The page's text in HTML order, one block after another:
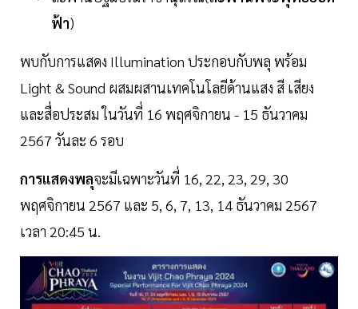
ฟ้า)
พบกับการแสดง Illumination ประกอบกับพลุ พร้อม
Light & Sound ผสมผสานเทคโนโลยีด้านแสง สี เสียง
และสื่อประสม ในวันที่ 16 พฤศจิกายน - 15 ธันวาคม
2567 วันละ 6 รอบ
การแสดงพลุจะมีเฉพาะวันที่ 16, 22, 23, 29, 30
พฤศจิกายน 2567 และ 5, 6, 7, 13, 14 ธันวาคม 2567
เวลา 20:45 น.